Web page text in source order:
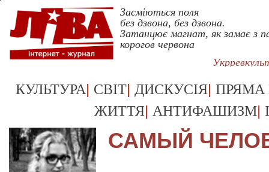
Засміються поля
без дзвона, без дзвона.
Затанцює магнат, як замає з
корогов червона
КУЛЬТУРА| СВІТ| ДИСКУСІЯ| ПРЯМА
ЖИТТЯ| АНТИФАШИЗМ|
САМЫЙ